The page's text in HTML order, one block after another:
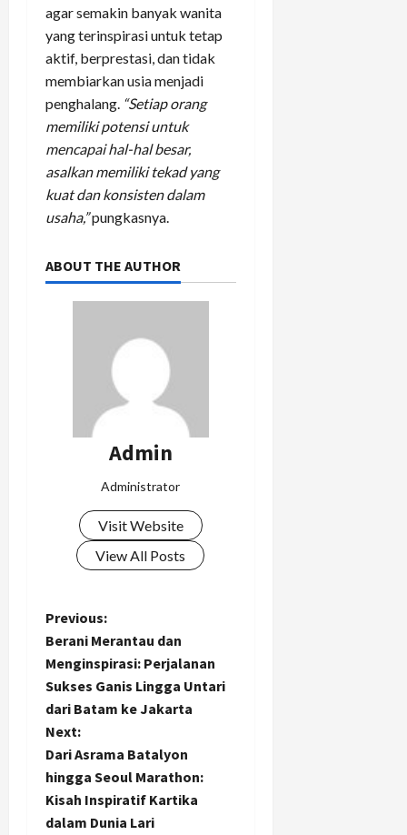
agar semakin banyak wanita
yang terinspirasi untuk tetap
aktif, berprestasi, dan tidak
membiarkan usia menjadi
penghalang. “Setiap orang
memiliki potensi untuk
mencapai hal-hal besar,
asalkan memiliki tekad yang
kuat dan konsisten dalam
usaha,”pungkasnya.
ABOUT THE AUTHOR
Admin
Administrator
Visit Website
View All Posts
P
o
s
t
n
a
Previous:
Berani Merantau dan
Menginspirasi: Perjalanan
Sukses Ganis Lingga Untari
dari Batam ke Jakarta
Next:
Dari Asrama Batalyon
hingga Seoul Marathon:
Kisah Inspiratif Kartika
dalam Dunia Lari